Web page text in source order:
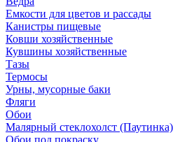
Емкости для цветов и рассады
Канистры пищевые
Ковши хозяйственные
Кувшины хозяйственные
Тазы
Термосы
Урны, мусорные баки
Фляги
Обои
Малярный стеклохолст (Паутинка)
Обои под покраску